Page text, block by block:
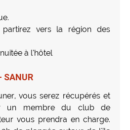
partirez vers la région des
à l’hôtel
SANUR
vous serez récupérés et
un membre du club de
vous prendra en charge.